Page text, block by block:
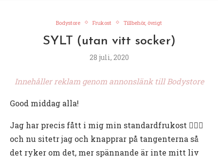
Bodystore Frukost Tillbehör, övrigt
SYLT (utan vitt socker)
28 juli, 2020
Innehåller reklam genom annonslänk till Bodystore
Good middag alla!
Jag har precis fått i mig min standardfrukost ✌🏻🥰
och nu sitetr jag och knapprar på tangenterna så
det ryker om det, mer spännande är inte mitt liv